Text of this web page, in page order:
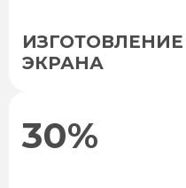
ЭКРАНА
30%